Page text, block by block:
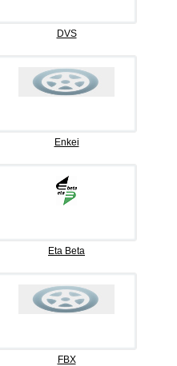
DVS
Enkei
Eta Beta
FBX